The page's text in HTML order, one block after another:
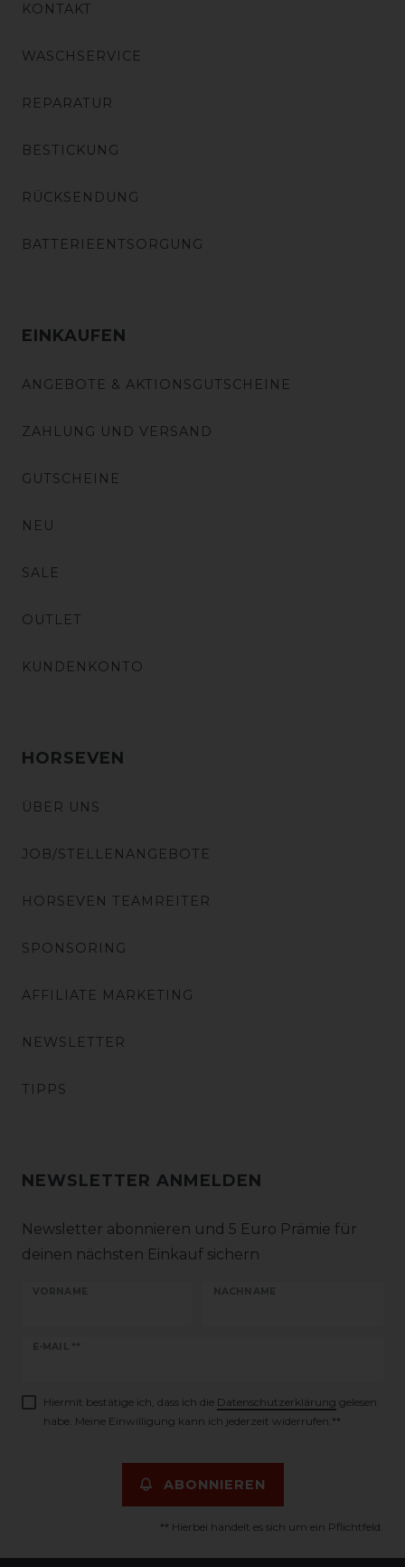
KONTAKT
WASCHSERVICE
REPARATUR
BESTICKUNG
RÜCKSENDUNG
BATTERIEENTSORGUNG
EINKAUFEN
ANGEBOTE & AKTIONSGUTSCHEINE
ZAHLUNG UND VERSAND
GUTSCHEINE
NEU
SALE
OUTLET
KUNDENKONTO
HORSEVEN
ÜBER UNS
JOB/STELLENANGEBOTE
HORSEVEN TEAMREITER
SPONSORING
AFFILIATE MARKETING
NEWSLETTER
TIPPS
NEWSLETTER ANMELDEN
Newsletter abonnieren und 5 Euro Prämie für
deinen nächsten Einkauf sichern
VORNAME NACHNAME
E-MAIL **
Newsletter
Hiermit bestätige ich, dass ich die Daten­schutz­erklärung gelesen
habe. Meine Einwilligung kann ich jederzeit widerrufen.**
ABONNIEREN
** Hierbei handelt es sich um ein Pflichtfeld.